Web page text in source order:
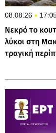
08.08.26
Νεκρό το
λύκοι στη
τραγική